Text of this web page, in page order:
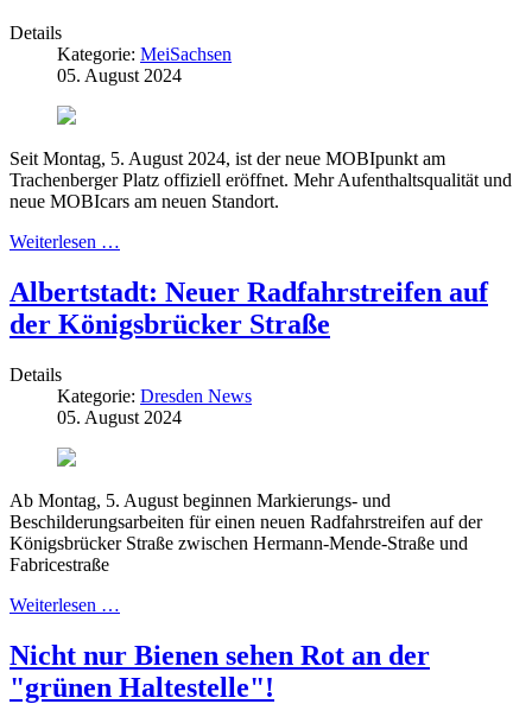
Details
Kategorie: MeiSachsen
05. August 2024
Seit Montag, 5. August 2024, ist der neue MOBIpunkt am
Trachenberger Platz offiziell eröffnet. Mehr Aufenthaltsqualität und
neue MOBIcars am neuen Standort.
Weiterlesen …
Albertstadt: Neuer Radfahrstreifen auf
der Königsbrücker Straße
Details
Kategorie: Dresden News
05. August 2024
Ab Montag, 5. August beginnen Markierungs- und
Beschilderungsarbeiten für einen neuen Radfahrstreifen auf der
Königsbrücker Straße zwischen Hermann-Mende-Straße und
Fabricestraße
Weiterlesen …
Nicht nur Bienen sehen Rot an der
"grünen Haltestelle"!